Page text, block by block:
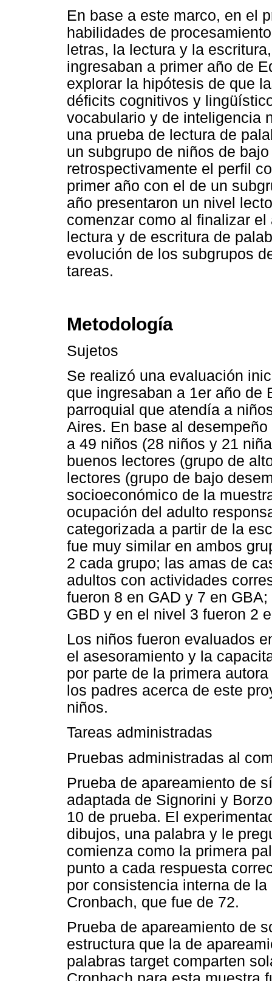
En base a este marco, en el
habilidades de
letras, la lectura y la
ingresaban a primer año de
explorar la hipótesis de que
déficits cognitivos y
vocabulario y de inteligencia
una prueba de lectura de
un subgrupo de niños de
retrospectivamente el perfil
primer año con el de un
año presentaron un nivel
comenzar como al finalizar
lectura y de escritura de
evolución de los subgrupos
tareas.
Metodología
Sujetos
Se realizó una evaluación
que ingresaban a 1er año de
parroquial que atendía a
Aires. En base al
a 49 niños (28 niños y 21
buenos lectores (grupo de
lectores (grupo de bajo
socioeconómico de la
ocupación del adulto
categorizada a partir de la
fue muy similar en ambos
2 cada grupo; las amas de
adultos con actividades
fueron 8 en GAD y 7 en
GBD y en el nivel 3 fueron 2
Los niños fueron evaluados
el asesoramiento y la
por parte de la primera
los padres acerca de este
niños.
Tareas administradas
Pruebas administradas al
Prueba de apareamiento de
adaptada de Signorini y
10 de prueba. El
dibujos, una palabra y le
comienza como la primera
punto a cada respuesta
por consistencia interna de
Cronbach, que fue de 72.
Prueba de apareamiento de
estructura que la de
palabras target comparten